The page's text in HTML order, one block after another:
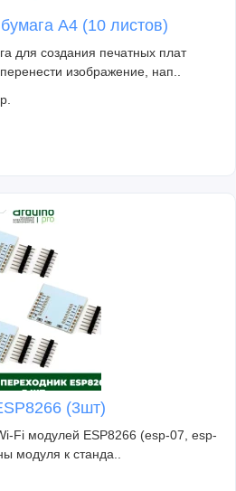
А4 (10 листов)
для создания печатных плат
изображение, нап..
(3шт)
Fi модулей ESP8266 (esp-07, esp-
модуля к станда..